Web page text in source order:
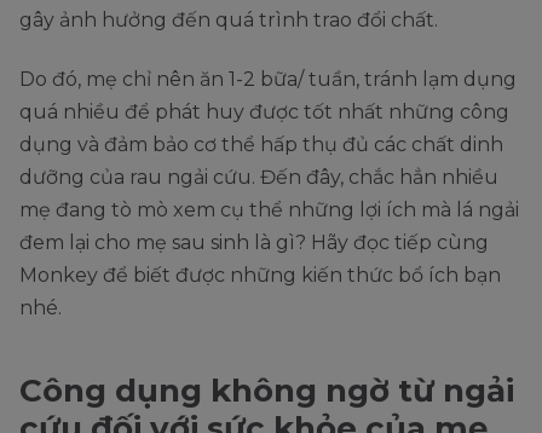
gây ảnh hưởng đến quá trình trao đổi chất.
Do đó, mẹ chỉ nên ăn 1-2 bữa/ tuần, tránh lạm dụng
quá nhiều để phát huy được tốt nhất những công
dụng và đảm bảo cơ thể hấp thụ đủ các chất dinh
dưỡng của rau ngải cứu. Đến đây, chắc hẳn nhiều
mẹ đang tò mò xem cụ thể những lợi ích mà lá ngải
đem lại cho mẹ sau sinh là gì? Hãy đọc tiếp cùng
Monkey để biết được những kiến thức bổ ích bạn
nhé.
Công dụng không ngờ từ ngải